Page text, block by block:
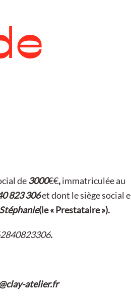
de3000€€,immatriculée au
823 306et dont le siège social
(le « Prestataire »).
.
atelier.fr